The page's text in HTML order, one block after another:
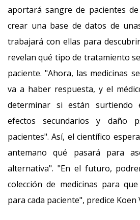
aportará sangre de pacientes
crear una base de datos de
trabajará con ellas para
revelan qué tipo de tratamiento
paciente. "Ahora, las medicinas
va a haber respuesta, y el
determinar si están surtiendo
efectos secundarios y daño
pacientes". Así, el científico
antemano qué pasará para
alternativa". "En el futuro,
colección de medicinas para
para cada paciente", predice Koen